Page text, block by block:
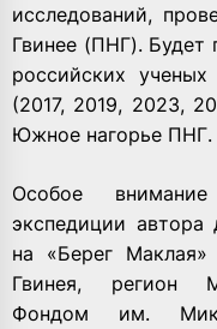
исследований,
Гвинее (ПНГ). Будет
российских
(2017, 2019, 2023,
Южное нагорье ПНГ.
Особое
экспедиции
на «Берег
Гвинея, регион
Фондом им.